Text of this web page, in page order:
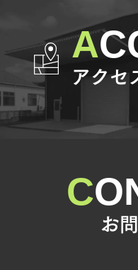
アクセ
お